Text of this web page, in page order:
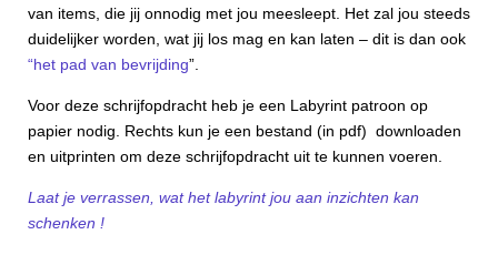
van items, die jij onnodig met jou meesleept. Het zal jou steeds
duidelijker worden, wat jij los mag en kan laten – dit is dan ook
“het pad van bevrijding”.
Voor deze schrijfopdracht heb je een Labyrint patroon op
papier nodig. Rechts kun je een bestand (in pdf) downloaden
en uitprinten om deze schrijfopdracht uit te kunnen voeren.
Laat je verrassen, wat het labyrint jou aan inzichten kan
schenken !